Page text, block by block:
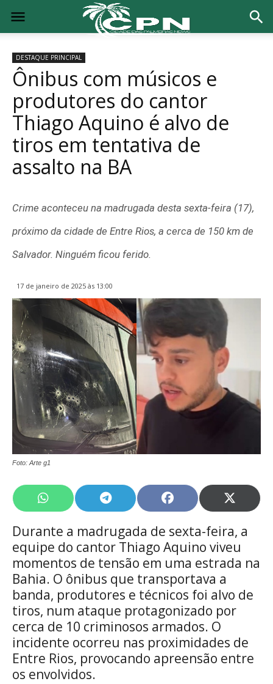
DESTAQUE PRINCIPAL
Ônibus com músicos e
produtores do cantor
Thiago Aquino é alvo de
tiros em tentativa de
assalto na BA
Crime aconteceu na madrugada desta sexta-feira (17),
próximo da cidade de Entre Rios, a cerca de 150 km de
Salvador. Ninguém ficou ferido.
17 de janeiro de 2025 às 13:00
Foto: Arte g1
Share
on
WhatsApp
Share
on
Telegram
Share
on
Facebook
Share
on
X
Durante a madrugada de sexta-feira, a
equipe do cantor Thiago Aquino viveu
momentos de tensão em uma estrada na
Bahia. O ônibus que transportava a
banda, produtores e técnicos foi alvo de
tiros, num ataque protagonizado por
cerca de 10 criminosos armados. O
incidente ocorreu nas proximidades de
Entre Rios, provocando apreensão entre
os envolvidos.